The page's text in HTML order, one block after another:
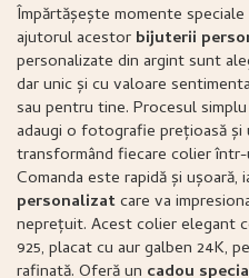
Împărtășește momente
ajutorul acestor bijuterii
personalizate din argint sunt
dar unic și cu valoare
sau pentru tine. Procesul
adaugi o fotografie prețioasă
transformând fiecare colier
Comanda este rapidă și
personalizatcare va
neprețuit. Acest colier elegant
925, placat cu aur galben 24K,
rafinată. Oferă un cadou